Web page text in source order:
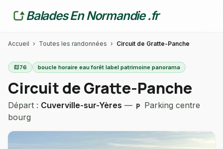
Balades En Normandie .fr
Accueil › Toutes les randonnées › Circuit de Gratte-Panche
map76 boucle horaire eau forêt label patrimoine panorama
Circuit de Gratte-Panche
Départ : Cuverville-sur-Yères — local_parking
Parking centre
bourg